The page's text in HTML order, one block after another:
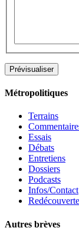
Métropolitiques
Terrains
Essais
Débats
Entretiens
Dossiers
Podcasts
Infos/Contact
Autres brèves